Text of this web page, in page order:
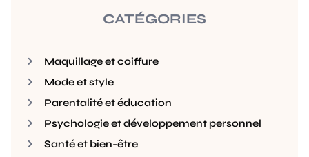
CATÉGORIES
Maquillage et coiffure
Mode et style
Parentalité et éducation
Psychologie et développement personnel
Santé et bien-être